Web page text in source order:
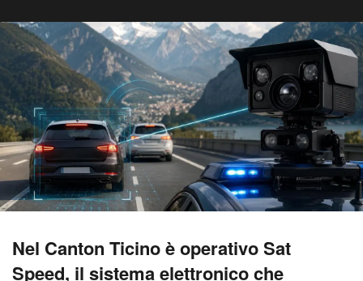
Nel Canton Ticino è operativo Sat
Speed, il sistema elettronico che